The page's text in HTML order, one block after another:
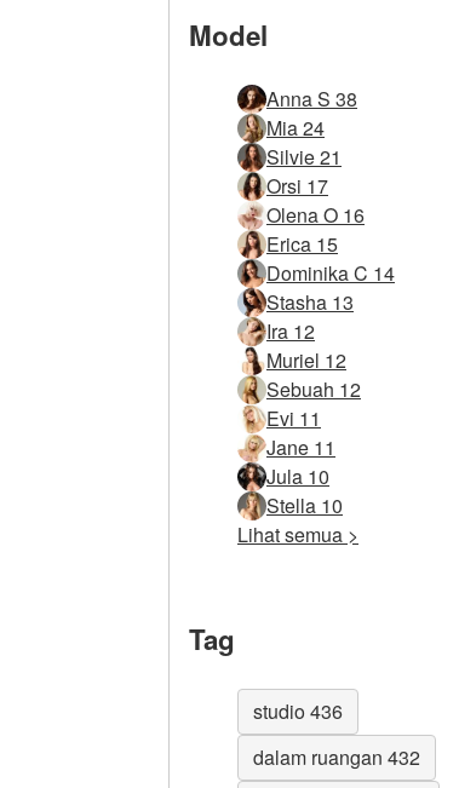
Model
Anna S 38
Mia 24
Silvie 21
Orsi 17
Olena O 16
Erica 15
Dominika C 14
Stasha 13
Ira 12
Muriel 12
Sebuah 12
Evi 11
Jane 11
Jula 10
Stella 10
Lihat semua >
Tag
studio 436
dalam ruangan 432